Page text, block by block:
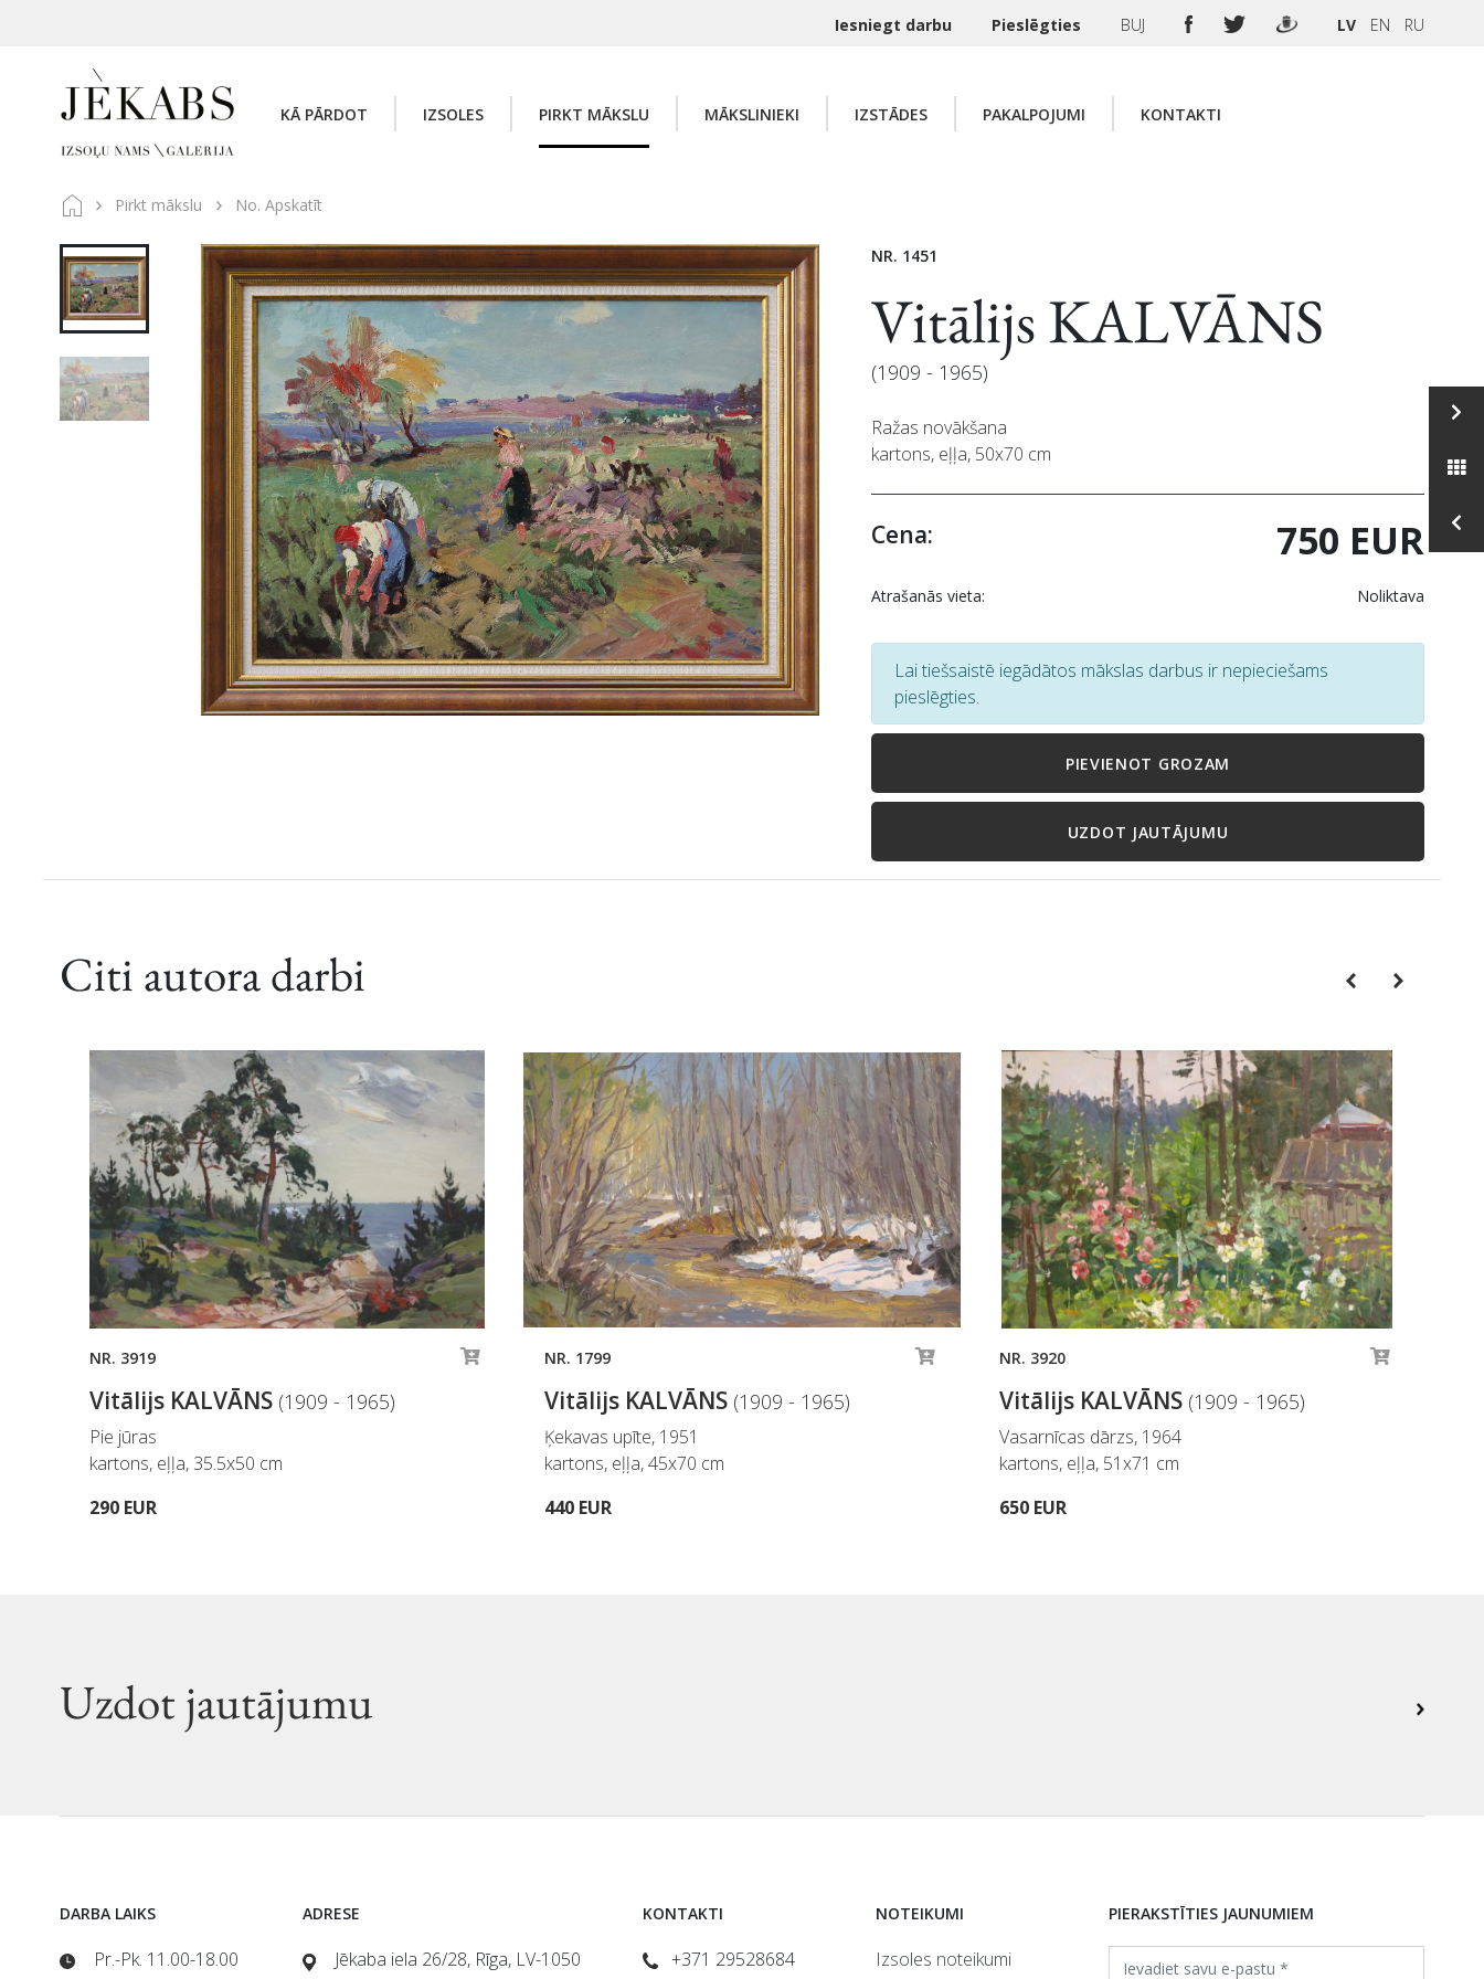
Iesniegt darbu Pieslēgties BUJ LV EN RU
KĀ PĀRDOT IZSOLES PIRKT MĀKSLU MĀKSLINIEKI IZSTĀDES PAKALPOJUMI KONTAKTI
Pirkt mākslu No. Apskatīt
NR. 1451
Vitālijs KALVĀNS
(1909 - 1965)
Ražas novākšana
kartons, eļļa, 50x70 cm
Cena: 750 EUR
Atrašanās vieta: Noliktava
Lai tiešsaistē iegādātos mākslas darbus ir nepieciešams
pieslēgties.
PIEVIENOT GROZAM
UZDOT JAUTĀJUMU
Citi autora darbi PreviousNext
NR. 3919
Vitālijs KALVĀNS (1909 - 1965)
Pie jūras
kartons, eļļa, 35.5x50 cm
290 EUR
NR. 1799
Vitālijs KALVĀNS (1909 - 1965)
Ķekavas upīte, 1951
kartons, eļļa, 45x70 cm
440 EUR
NR. 3920
Vitālijs KALVĀNS (1909 - 1965)
Vasarnīcas dārzs, 1964
kartons, eļļa, 51x71 cm
650 EUR
Uzdot jautājumu
DARBA LAIKS
Pr.-Pk. 11.00-18.00
ADRESE
Jēkaba iela 26/28, Rīga, LV-1050
KONTAKTI
+371 29528684
NOTEIKUMI
Izsoles noteikumi
PIERAKSTĪTIES JAUNUMIEM